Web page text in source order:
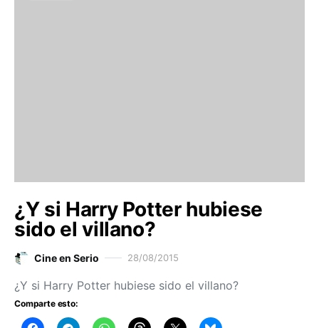
¿Y si Harry Potter hubiese
sido el villano?
Cine en Serio 28/08/2015
¿Y si Harry Potter hubiese sido el villano?
Comparte esto: